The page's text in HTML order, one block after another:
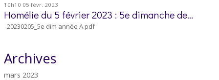
10h10 05 févr. 2023
Homélie du 5 février 2023 : 5e dimanche de...
20230205_5e dim année A.pdf
Archives
mars 2023